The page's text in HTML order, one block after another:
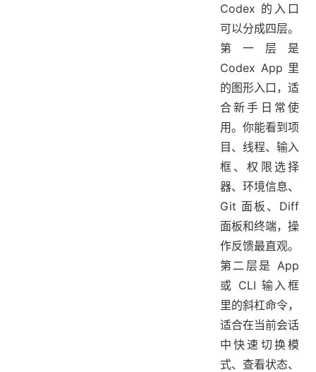
Codex 的入口
可以分成四层。
第一层是
Codex App 里
的图形入口，适
合新手日常使
用。你能看到项
目、线程、输入
框、权限选择
器、环境信息、
Git 面板、Diff
面板和终端，操
作反馈最直观。
第二层是 App
或 CLI 输入框
里的斜杠命令，
适合在当前会话
中快速切换模
式、查看状态、